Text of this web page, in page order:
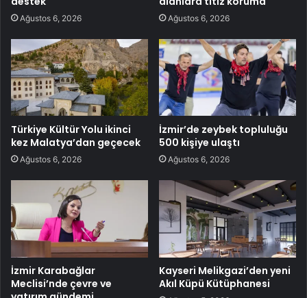
Ağustos 6, 2026 Ağustos 6, 2026
Türkiye Kültür Yolu ikinci
kez Malatya’dan geçecek
Ağustos 6, 2026
İzmir’de zeybek topluluğu
500 kişiye ulaştı
Ağustos 6, 2026
İzmir Karabağlar
Meclisi’nde çevre ve
Kayseri Melikgazi’den yeni
Akıl Küpü Kütüphanesi